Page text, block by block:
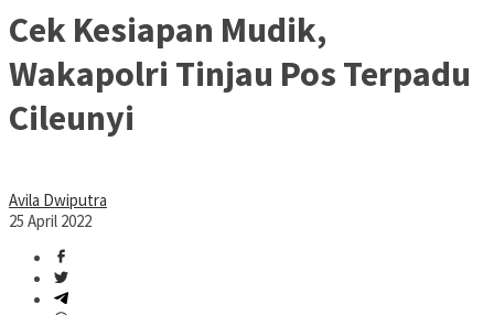
Cek Kesiapan Mudik,
Wakapolri Tinjau Pos Terpadu
Cileunyi
Avila Dwiputra
25 April 2022